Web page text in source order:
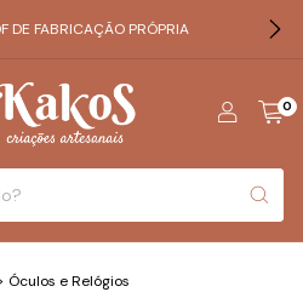
DE FABRICAÇÃO PRÓPRIA
0
Óculos e Relógios